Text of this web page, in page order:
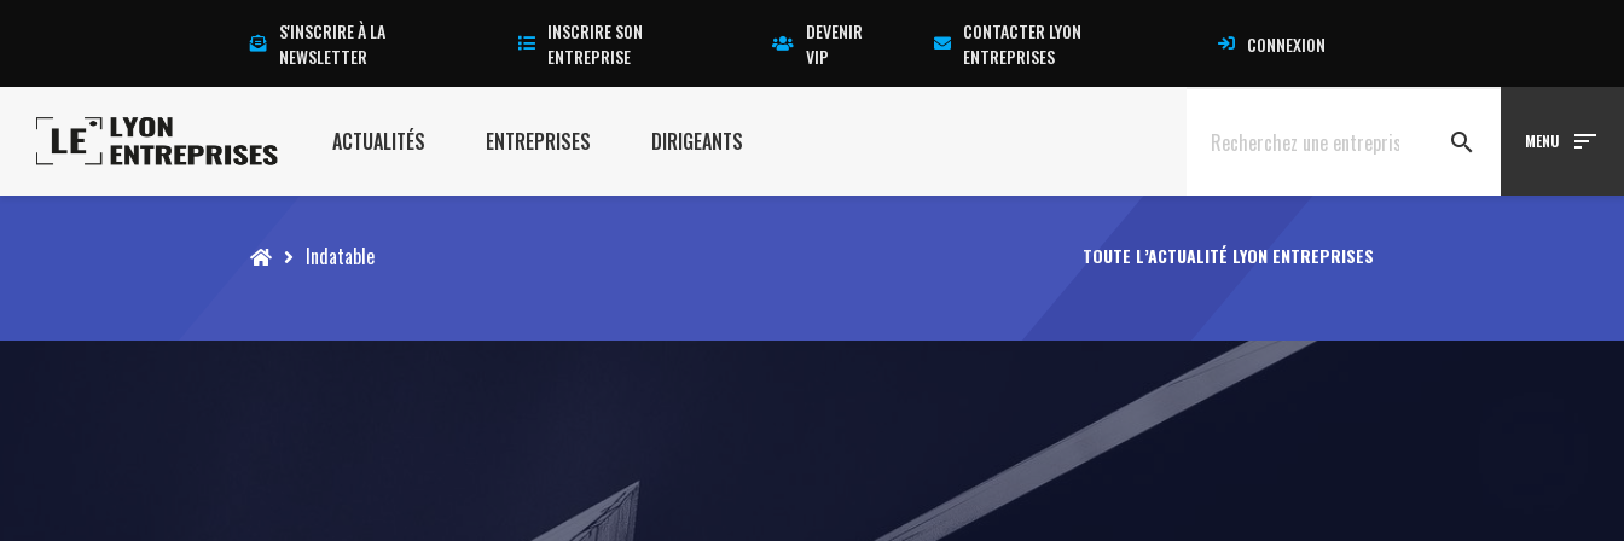
S'INSCRIRE À LA
NEWSLETTER
INSCRIRE SON
ENTREPRISE
DEVENIR
VIP
CONTACTER LYON
ENTREPRISES
CONNEXION
ACTUALITÉS ENTREPRISES DIRIGEANTS search MENU sort
Accueil Indatable TOUTE L’ACTUALITÉ LYON ENTREPRISES